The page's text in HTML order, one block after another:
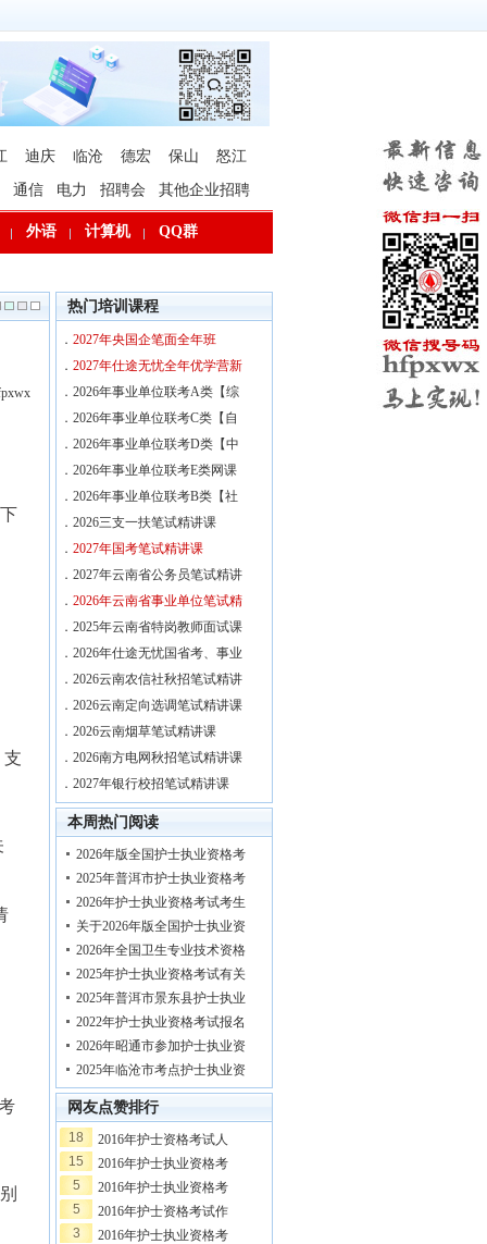
迪庆 临沧 德宏 保山 怒江
通信 电力 招聘会 其他企业招聘
外语 计算机 QQ群
支
热门培训课程
． 2027年央国企笔面全年班
． 2027年仕途无忧全年优学营新
． 2026年事业单位联考A类【综
． 2026年事业单位联考C类【自
． 2026年事业单位联考D类【中
． 2026年事业单位联考E类网课
． 2026年事业单位联考B类【社
． 2026三支一扶笔试精讲课
． 2027年国考笔试精讲课
． 2027年云南省公务员笔试精讲
． 2026年云南省事业单位笔试精
． 2025年云南省特岗教师面试课
． 2026年仕途无忧国省考、事业
． 2026云南农信社秋招笔试精讲
． 2026云南定向选调笔试精讲课
． 2026云南烟草笔试精讲课
． 2026南方电网秋招笔试精讲课
． 2027年银行校招笔试精讲课
本周热门阅读
2026年版全国护士执业资格考
2025年普洱市护士执业资格考
2026年护士执业资格考试考生
关于2026年版全国护士执业资
2026年全国卫生专业技术资格
2025年护士执业资格考试有关
2025年普洱市景东县护士执业
2022年护士执业资格考试报名
2026年昭通市参加护士执业资
2025年临沧市考点护士执业资
网友点赞排行
18
2016年护士资格考试人
15
2016年护士执业资格考
5
2016年护士执业资格考
5
2016年护士资格考试作
3
2016年护士执业资格考